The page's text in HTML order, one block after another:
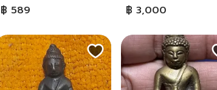
฿ 589 ฿ 3,000